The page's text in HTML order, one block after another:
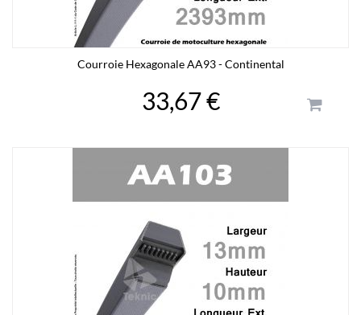
Courroie Hexagonale AA93 - Continental
33,67 €